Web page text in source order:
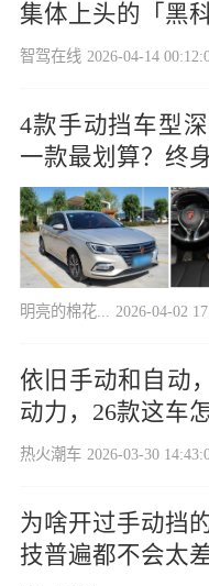
集体上头的「黑
智驾在线 2026-04-14
4款手动挡车型
一款最划算？终
明亮的棉花... 2026-04-02
依旧手动和自动
动力，26款这车
热火潮车 2026-03-30
为啥开过手动挡
技普遍都不会太差